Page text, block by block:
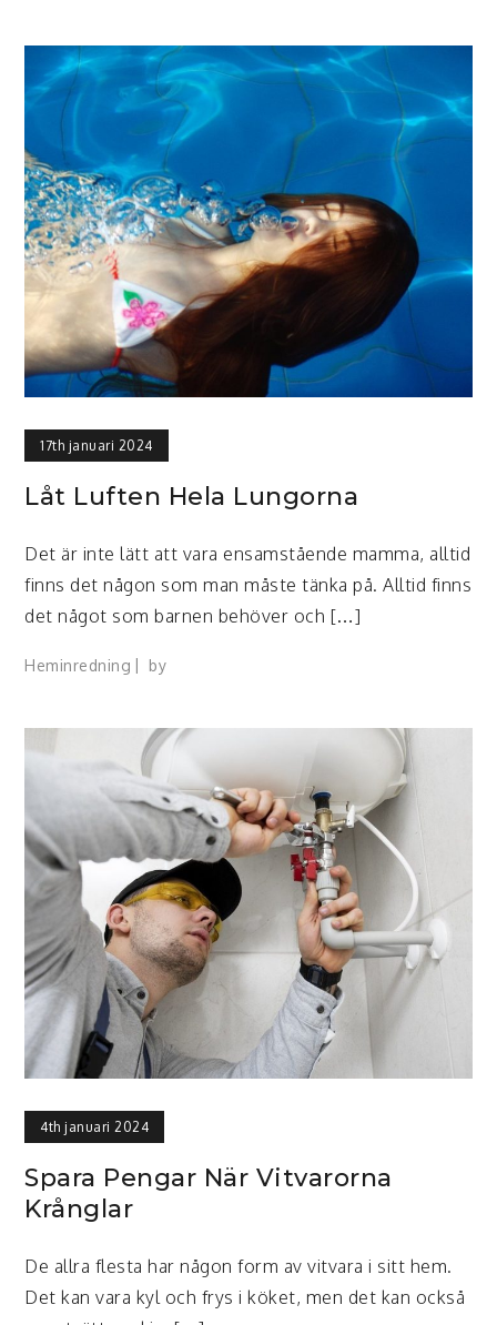
17th januari 2024
Låt Luften Hela Lungorna
Det är inte lätt att vara ensamstående mamma, alltid
finns det någon som man måste tänka på. Alltid finns
det något som barnen behöver och […]
Heminredning by
4th januari 2024
Spara Pengar När Vitvarorna
Krånglar
De allra flesta har någon form av vitvara i sitt hem.
Det kan vara kyl och frys i köket, men det kan också